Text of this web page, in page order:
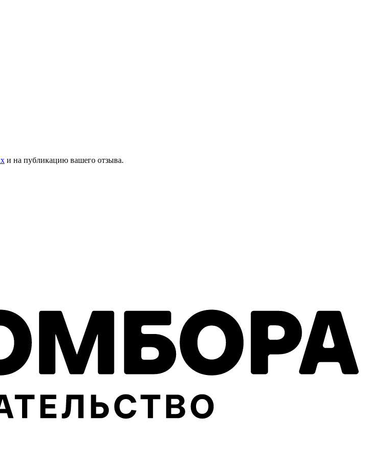
и на публикацию вашего отзыва.